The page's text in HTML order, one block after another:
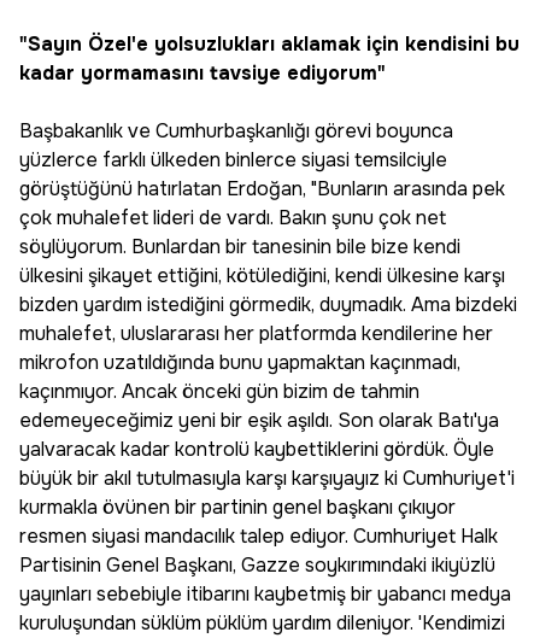
"Sayın Özel'e yolsuzlukları aklamak için kendisini bu
kadar yormamasını tavsiye ediyorum"
Başbakanlık ve Cumhurbaşkanlığı görevi boyunca
yüzlerce farklı ülkeden binlerce siyasi temsilciyle
görüştüğünü hatırlatan Erdoğan, "Bunların arasında pek
çok muhalefet lideri de vardı. Bakın şunu çok net
söylüyorum. Bunlardan bir tanesinin bile bize kendi
ülkesini şikayet ettiğini, kötülediğini, kendi ülkesine karşı
bizden yardım istediğini görmedik, duymadık. Ama bizdeki
muhalefet, uluslararası her platformda kendilerine her
mikrofon uzatıldığında bunu yapmaktan kaçınmadı,
kaçınmıyor. Ancak önceki gün bizim de tahmin
edemeyeceğimiz yeni bir eşik aşıldı. Son olarak Batı'ya
yalvaracak kadar kontrolü kaybettiklerini gördük. Öyle
büyük bir akıl tutulmasıyla karşı karşıyayız ki Cumhuriyet'i
kurmakla övünen bir partinin genel başkanı çıkıyor
resmen siyasi mandacılık talep ediyor. Cumhuriyet Halk
Partisinin Genel Başkanı, Gazze soykırımındaki ikiyüzlü
yayınları sebebiyle itibarını kaybetmiş bir yabancı medya
kuruluşundan süklüm püklüm yardım dileniyor. 'Kendimizi